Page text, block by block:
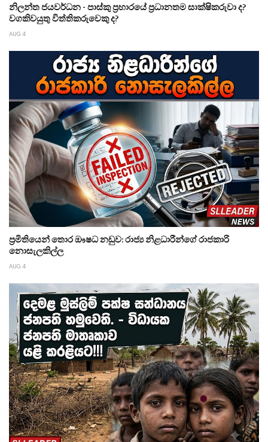
නිලන්ත ජයවර්ධන - පාස්කු ප්‍රහාරයේ ප්‍රධානතම සාක්ෂිකරුවා ද?
වගකිවයුතු විත්තිකරුවෙකු ද?
AUG 4
ප්‍රමිතියෙන් තොර ඖෂධ නඩුව: රාජ්‍ය නිළධාරීන්ගේ රාජකාරි
නොසැලකිල්ල
AUG 4